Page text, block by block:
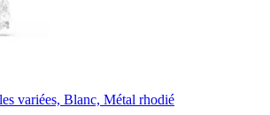
variées, Blanc, Métal rhodié